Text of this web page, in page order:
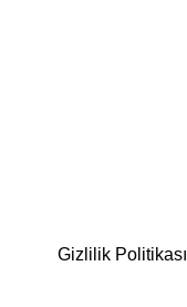
Gizlilik Politikası